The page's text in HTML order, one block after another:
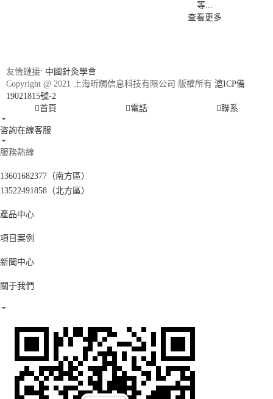
等...
查看更多
友情鏈接: 中國針灸學會
Copyright @ 2021 上海昕觸信息科技有限公司 版權所有 滬ICP備
19021815號-2
首頁
電話 聯系
咨詢在線客服
服務熱線
13601682377（南方區）
13522491858（北方區）
產品中心
項目案例
新聞中心
關于我們